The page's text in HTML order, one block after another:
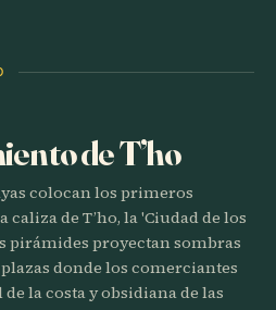
de T’ho
colocan los primeros
caliza de T’ho, la 'Ciudad de los
pirámides proyectan sombras
donde los comerciantes
la costa y obsidiana de las